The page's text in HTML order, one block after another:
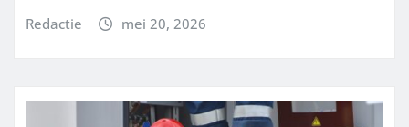
Redactie mei 20, 2026